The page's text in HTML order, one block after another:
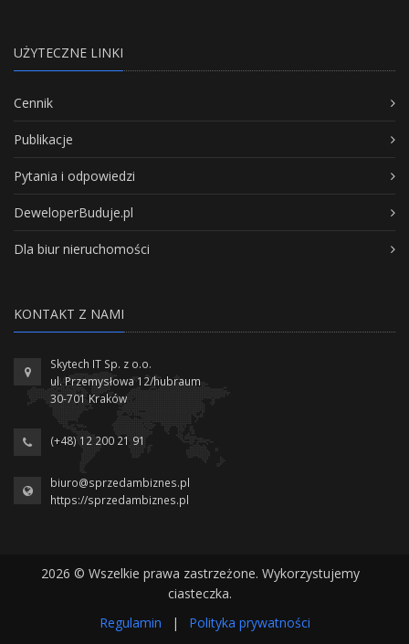
UŻYTECZNE LINKI
Cennik
Publikacje
Pytania i odpowiedzi
DeweloperBuduje.pl
Dla biur nieruchomości
KONTAKT Z NAMI
Skytech IT Sp. z o.o.
ul. Przemysłowa 12/hubraum
30-701 Kraków
(+48) 12 200 21 91
biuro@sprzedambiznes.pl
https://sprzedambiznes.pl
2026 © Wszelkie prawa zastrzeżone. Wykorzystujemy
ciasteczka.
Regulamin
| Polityka prywatności